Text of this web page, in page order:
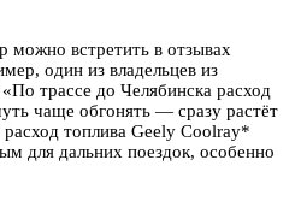
можно встретить в отзывах
один из владельцев из
трассе до Челябинска расход
чаще обгонять — сразу растёт
топлива Geely Coolray*
для дальних поездок, особенно